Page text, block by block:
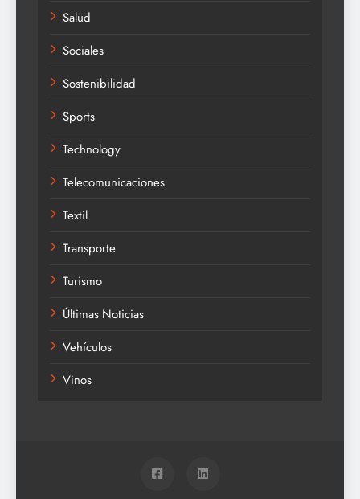
Salud
Sociales
Sostenibilidad
Sports
Technology
Telecomunicaciones
Textil
Transporte
Turismo
Últimas Noticias
Vehículos
Vinos